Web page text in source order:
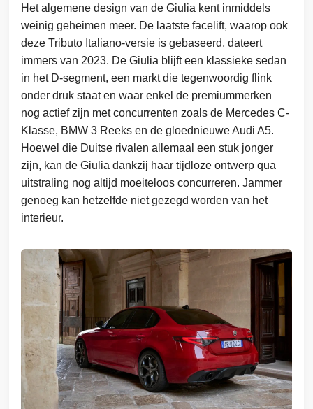
Het algemene design van de Giulia kent inmiddels
weinig geheimen meer. De laatste facelift, waarop ook
deze Tributo Italiano-versie is gebaseerd, dateert
immers van 2023. De Giulia blijft een klassieke sedan
in het D-segment, een markt die tegenwoordig flink
onder druk staat en waar enkel de premiummerken
nog actief zijn met concurrenten zoals de Mercedes C-
Klasse, BMW 3 Reeks en de gloednieuwe Audi A5.
Hoewel die Duitse rivalen allemaal een stuk jonger
zijn, kan de Giulia dankzij haar tijdloze ontwerp qua
uitstraling nog altijd moeiteloos concurreren. Jammer
genoeg kan hetzelfde niet gezegd worden van het
interieur.